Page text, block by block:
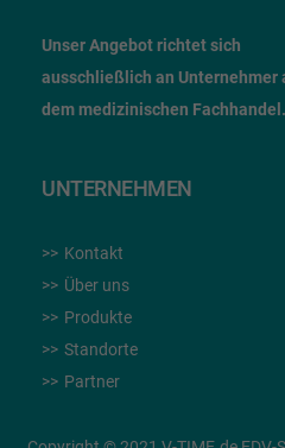
Unser Angebot richtet sich
ausschließlich an Unternehmer
demmedizinischen Fachhandel.
UNTERNEHMEN
Kontakt
Über uns
Produkte
Standorte
Partner